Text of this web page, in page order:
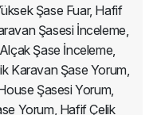
Şase Fuar, Hafif
Şasesi İnceleme,
Şase İnceleme,
Karavan Şase Yorum,
Şasesi Yorum,
Yorum, Hafif Çelik